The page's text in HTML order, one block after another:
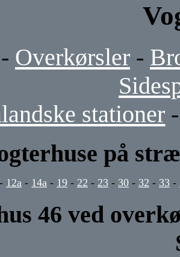
- Overkørsler -
stationer
på
- 12a - 14a - 19 - 22 - 23 - 30 - 32 - 33 -
46 ved